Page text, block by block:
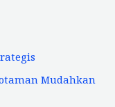
Mudahkan